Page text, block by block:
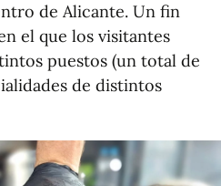
de Alicante. Un fin
el que los visitantes
puestos (un total de
de distintos